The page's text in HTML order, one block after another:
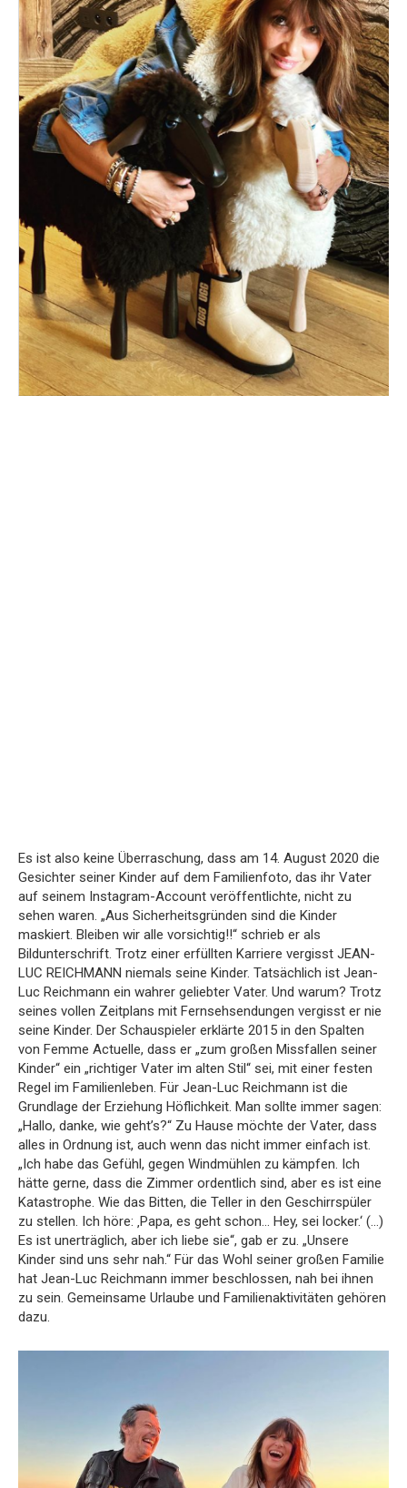
Es ist also keine Überraschung, dass am 14. August 2020 die
Gesichter seiner Kinder auf dem Familienfoto, das ihr Vater
auf seinem Instagram-Account veröffentlichte, nicht zu
sehen waren. „Aus Sicherheitsgründen sind die Kinder
maskiert. Bleiben wir alle vorsichtig!!“ schrieb er als
Bildunterschrift. Trotz einer erfüllten Karriere vergisst JEAN-
LUC REICHMANN niemals seine Kinder. Tatsächlich ist Jean-
Luc Reichmann ein wahrer geliebter Vater. Und warum? Trotz
seines vollen Zeitplans mit Fernsehsendungen vergisst er nie
seine Kinder. Der Schauspieler erklärte 2015 in den Spalten
von Femme Actuelle, dass er „zum großen Missfallen seiner
Kinder“ ein „richtiger Vater im alten Stil“ sei, mit einer festen
Regel im Familienleben. Für Jean-Luc Reichmann ist die
Grundlage der Erziehung Höflichkeit. Man sollte immer sagen:
„Hallo, danke, wie geht’s?“ Zu Hause möchte der Vater, dass
alles in Ordnung ist, auch wenn das nicht immer einfach ist.
„Ich habe das Gefühl, gegen Windmühlen zu kämpfen. Ich
hätte gerne, dass die Zimmer ordentlich sind, aber es ist eine
Katastrophe. Wie das Bitten, die Teller in den Geschirrspüler
zu stellen. Ich höre: ‚Papa, es geht schon… Hey, sei locker.‘ (…)
Es ist unerträglich, aber ich liebe sie“, gab er zu. „Unsere
Kinder sind uns sehr nah.“ Für das Wohl seiner großen Familie
hat Jean-Luc Reichmann immer beschlossen, nah bei ihnen
zu sein. Gemeinsame Urlaube und Familienaktivitäten gehören
dazu.